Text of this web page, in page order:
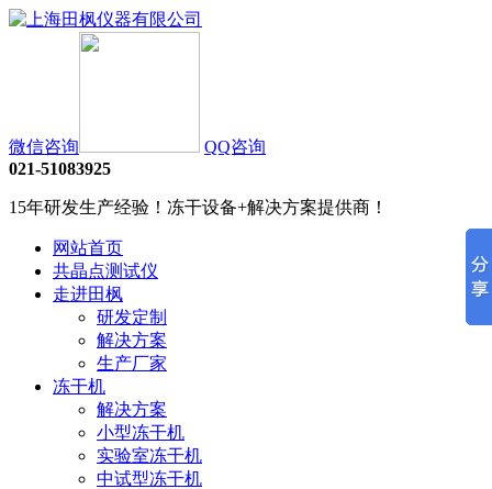
微信咨询
QQ咨询
021-51083925
15年研发生产经验！冻干设备+解决方案提供商！
网站首页
共晶点测试仪
走进田枫
研发定制
解决方案
生产厂家
冻干机
解决方案
小型冻干机
实验室冻干机
中试型冻干机